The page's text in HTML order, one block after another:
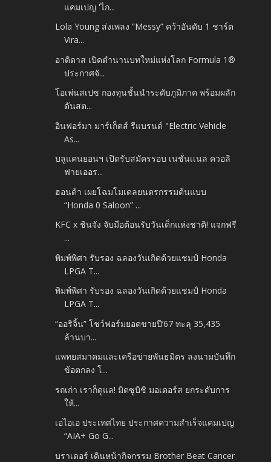
แคมเปญ 'ไก...
Lola Young ส่งเพลง “Messy” คว้าอันดับ 1 ชาร์ต
Vira...
อาดิดาส เปิดตำนานบทใหม่แห่งโลก Formula 1®
ประกาศจั...
โอเพ่นสเปซ กองทุนชั้นนำระดับภูมิภาค พร้อมผลัก
ดันสต...
อินฟอร์มา มาร์เก็ตส์ รีแบรนด์ "Electric Vehicle
As...
บลูแคนยอนฯ เปิดรับสมัครรอบ เนชั่นเเนล ควอลิ
ฟายเออร...
ฮอนด้า เผยโฉมโมเดลยนตรกรรมต้นแบบ
“Honda 0 Saloon” ...
KFC x ชินจัง จับมือต้อนรับวันเด็กแห่งชาติ! แจกฟรี
...
พิมพ์พิศา รับรอง ฉลองวันเกิดด้วยแชมป์ Honda
LPGA T...
พิมพ์พิศา รับรอง ฉลองวันเกิดด้วยแชมป์ Honda
LPGA T...
“ออริจิ้น” โชว์ฟอร์มยอดขายปี’67 ทะลุ 35,435
ล้านบา...
แพทยสมาคมและเครือข่ายพันธมิตร ลงนามบันทึก
ข้อตกลง โ...
รถเก่า เราก็ดูแล! มิตซูบิชิ มอเตอร์ส ยกระดับการ
ให้...
เอไอเอ ประเทศไทย ประกาศความสำเร็จแคมเปญ
“AIA+ Go G...
บราเดอร์ เดินหน้ากิจกรรม Brother Beat Cancer